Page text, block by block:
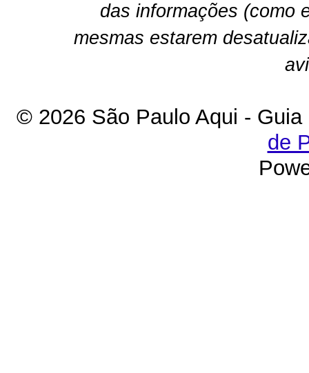
das informações (como
mesmas estarem
© 2026 São Paulo Aqui -
de